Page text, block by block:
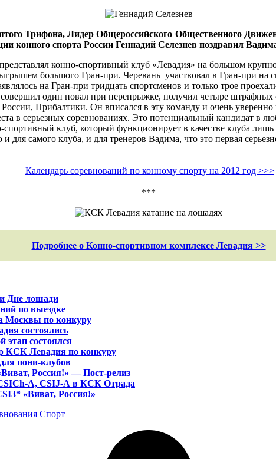
Трифона, Лидер Общероссийского Общественного
конного спорта России Геннадий Селезнев поздравил
конно-спортивный клуб «Левадия» на большом
большого Гран-при. Черевань участвовал в Гран-при
на Гран-при тридцать спортсменов и только трое
один повал при перепрыжке, получил четыре штрафных
Прибалтики. Он вписался в эту команду и очень
в серьезных соревнованиях. Это потенциальный кандидат в
клуб, который функционирует в качестве клуба
для самого клуба, и для тренеров Вадима, что это первая
Календарь соревнований по конному спорту на 2012 год >>>
***
Подробнее о Конно-спортивном комплексе Левадия >>
Дне лошади
по выездке
Москвы по конкуру
состоялись
состоялся
КСК Левадия по конкуру
пони-клубов
Россия!» — Пост-релиз
A, CSIJ-А в КСК Отрада
«Виват, Россия!»
Спорт